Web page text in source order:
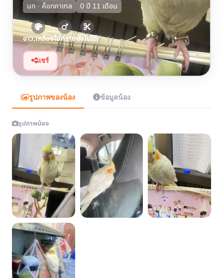
นก · ค็อกคาเทล 0 ปี 11 เดือน
ขาว,เหลืองไม่ทราบยังไม่ได้
แชร์
รูปภาพของน้อง ข้อมูลน้อง
รูปภาพน้อง